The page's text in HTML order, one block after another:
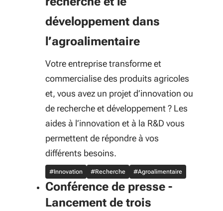
développement dans
l’agroalimentaire
Votre entreprise transforme et
commercialise des produits agricoles
et, vous avez un projet d’innovation ou
de recherche et développement ? Les
aides à l’innovation et à la R&D vous
permettent de répondre à vos
différents besoins.
#Innovation #Recherche #Agroalimentaire
Conférence de presse -
Lancement de trois